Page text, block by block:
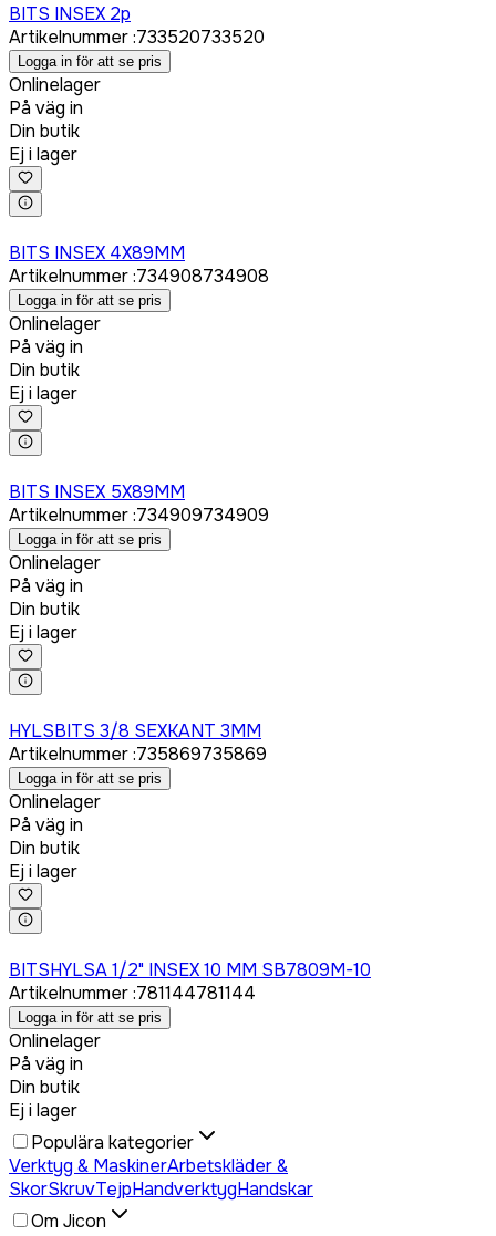
BITS INSEX 2p
Artikelnummer:733520733520
Logga in för att se pris
Onlinelager
På väg in
Din butik
Ej i lager
BITS INSEX 4X89MM
Artikelnummer:734908734908
Logga in för att se pris
Onlinelager
På väg in
Din butik
Ej i lager
BITS INSEX 5X89MM
Artikelnummer:734909734909
Logga in för att se pris
Onlinelager
På väg in
Din butik
Ej i lager
HYLSBITS 3/8 SEXKANT 3MM
Artikelnummer:735869735869
Logga in för att se pris
Onlinelager
På väg in
Din butik
Ej i lager
BITSHYLSA 1/2" INSEX 10 MM SB7809M-10
Artikelnummer:781144781144
Logga in för att se pris
Onlinelager
På väg in
Din butik
Ej i lager
Populära kategorier
Verktyg & MaskinerArbetskläder &
SkorSkruvTejpHandverktygHandskar
Om Jicon